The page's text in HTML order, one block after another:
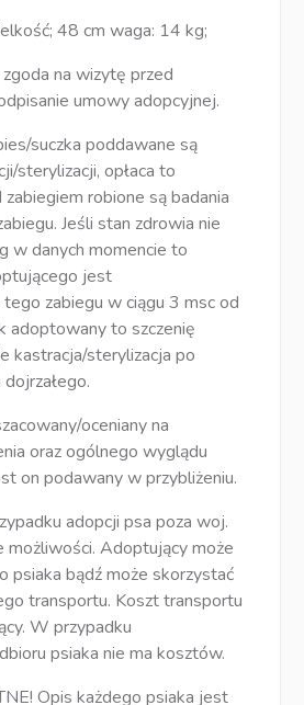
48 cm waga: 14 kg;
na wizytę przed
umowy adopcyjnej.
suczka poddawane są
sterylizacji, opłaca to
robione są badania
Jeśli stan zdrowia nie
w danych momencie to
jest
zabiegu w ciągu 3 msc od
adoptowany to szczenię
kastracja/sterylizacja po
oceniany na
oraz ogólnego wyglądu
on podawany w przybliżeniu.
adopcji psa poza woj.
możliwości. Adoptujący może
psiaka bądź może skorzystać
transportu. Koszt transportu
W przypadku
psiaka nie ma kosztów.
Opis każdego psiaka jest